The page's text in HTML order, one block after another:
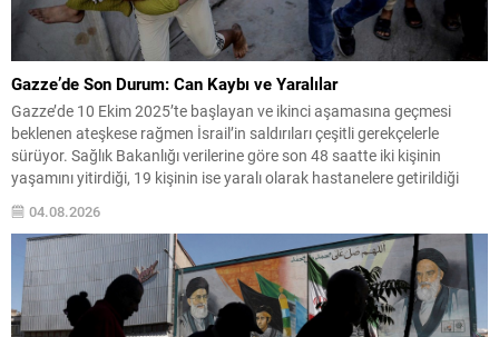
Gazze’de Son Durum: Can Kaybı ve Yaralılar
Gazze’de 10 Ekim 2025’te başlayan ve ikinci aşamasına geçmesi
beklenen ateşkese rağmen İsrail’in saldırıları çeşitli gerekçelerle
sürüyor. Sağlık Bakanlığı verilerine göre son 48 saatte iki kişinin
yaşamını yitirdiği, 19 kişinin ise yaralı olarak hastanelere getirildiği
saldırılarda toplam can kaybının 1.252’ye, yaralı sayısının...
04.08.2026